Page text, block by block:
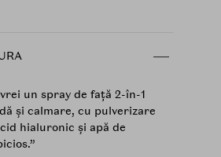
un spray de față 2-în-1
și calmare, cu pulverizare
hialuronic și apă de